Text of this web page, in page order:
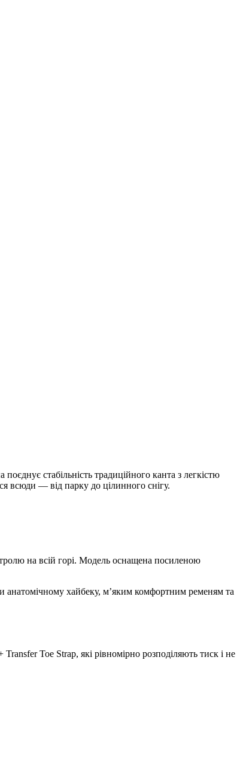
стабільність традиційного канта з легкістю
всюди — від парку до цілинного снігу.
на всій горі. Модель оснащена посиленою
анатомічному хайбеку, м’яким комфортним ременям та
Toe Strap, які рівномірно розподіляють тиск і не